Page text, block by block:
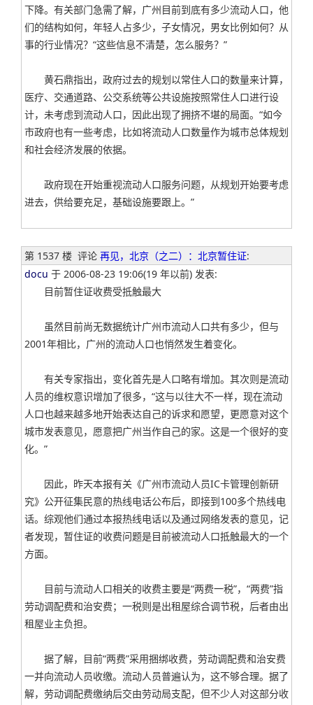
下降。有关部门急需了解，广州目前到底有多少流动人口，他
们的结构如何，年轻人占多少，子女情况，男女比例如何？从
事的行业情况？“这些信息不清楚，怎么服务？”
黄石鼎指出，政府过去的规划以常住人口的数量来计算，
医疗、交通道路、公交系统等公共设施按照常住人口进行设
计，未考虑到流动人口，因此出现了拥挤不堪的局面。“如今
市政府也有一些考虑，比如将流动人口数量作为城市总体规划
和社会经济发展的依据。
政府现在开始重视流动人口服务问题，从规划开始要考虑
进去，供给要充足，基础设施要跟上。”
第 1537 楼 评论 再见，北京（之二）：北京暂住证:
docu 于 2006-08-23 19:06(19 年以前) 发表:
目前暂住证收费受抵触最大
虽然目前尚无数据统计广州市流动人口共有多少，但与
2001年相比，广州的流动人口也悄然发生着变化。
有关专家指出，变化首先是人口略有增加。其次则是流动
人员的维权意识增加了很多，“这与以往大不一样，现在流动
人口也越来越多地开始表达自己的诉求和愿望，更愿意对这个
城市发表意见，愿意把广州当作自己的家。这是一个很好的变
化。”
因此，昨天本报有关《广州市流动人员IC卡管理创新研
究》公开征集民意的热线电话公布后，即接到100多个热线电
话。综观他们通过本报热线电话以及通过网络发表的意见，记
者发现，暂住证的收费问题是目前被流动人口抵触最大的一个
方面。
目前与流动人口相关的收费主要是“两费一税”，“两费”指
劳动调配费和治安费；一税则是出租屋综合调节税，后者由出
租屋业主负担。
据了解，目前“两费”采用捆绑收费，劳动调配费和治安费
一并向流动人员收缴。流动人员普遍认为，这不够合理。据了
解，劳动调配费缴纳后交由劳动局支配，但不少人对这部分收